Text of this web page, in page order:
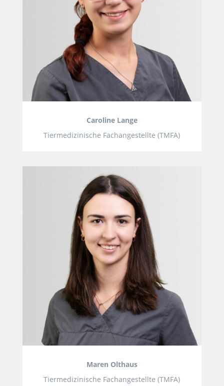
Caroline Lange
Tiermedizinische Fachangestellte (TMFA)
Maren Olthaus
Tiermedizinische Fachangestellte (TMFA)